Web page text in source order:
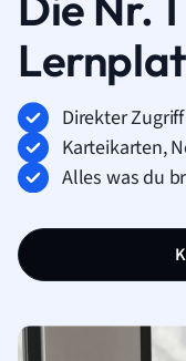
Direkter
Karteikarten,
Alles was du